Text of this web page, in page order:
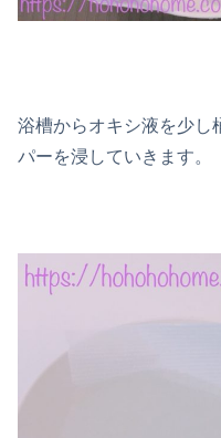
浴槽からオキシ液を少し
パーを浸していきます。